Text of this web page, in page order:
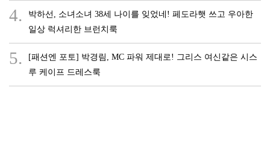
4.
박하선, 소녀소녀 38세 나이를 잊었네! 페도라햇 쓰고 우아한
일상 럭셔리한 브런치룩
5.
[패션엔 포토] 박경림, MC 파워 제대로! 그리스 여신같은 시스
루 케이프 드레스룩